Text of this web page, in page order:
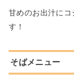
甘めのお出汁に
す！
そばメニュー